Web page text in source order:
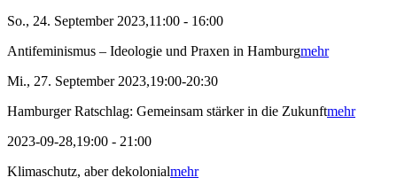
So., 24. September 2023,11:00 - 16:00
Antifeminismus – Ideologie und Praxen in Hamburgmehr
Mi., 27. September 2023,19:00-20:30
Hamburger Ratschlag: Gemeinsam stärker in die Zukunftmehr
2023-09-28,19:00 - 21:00
Klimaschutz, aber dekolonialmehr